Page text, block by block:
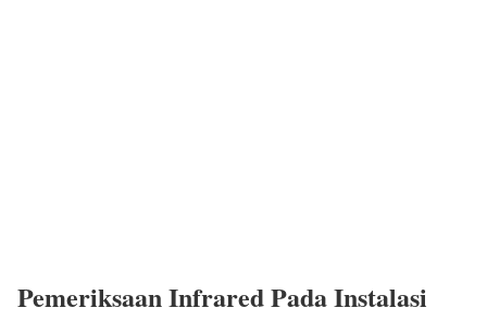
Pemeriksaan Infrared Pada Instalasi